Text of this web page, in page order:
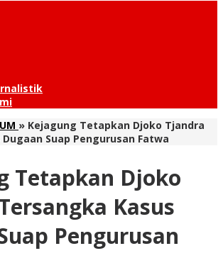
» Kejagung Tetapkan Djoko Tjandra
Suap Pengurusan Fatwa
Tetapkan Djoko
Kasus
Pengurusan